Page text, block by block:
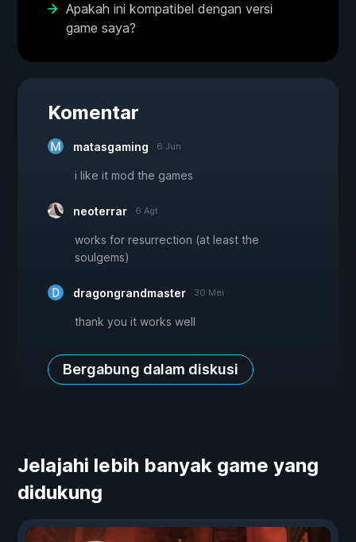
Apakah ini kompatibel dengan versi
game saya?
Komentar
matasgaming 6 Jun
i like it mod the games
neoterrar 6 Agt
works for resurrection (at least the
soulgems)
dragongrandmaster 30 Mei
thank you it works well
Bergabung dalam diskusi
Jelajahi lebih banyak game yang
didukung